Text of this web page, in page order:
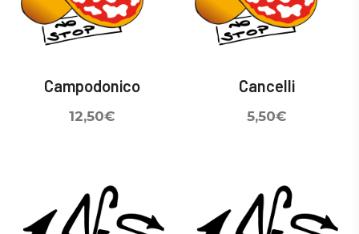
Campodonico
12,50€
Cancelli
5,50€